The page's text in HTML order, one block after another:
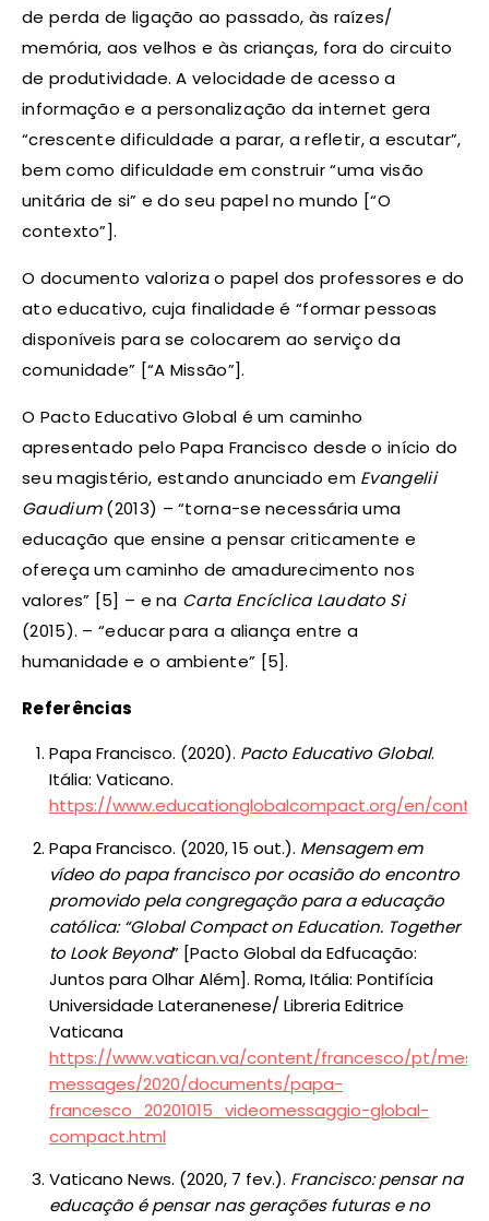
de perda de ligação ao passado, às raízes/
memória, aos velhos e às crianças, fora do circuito
de produtividade. A velocidade de acesso a
informação e a personalização da internet gera
“crescente dificuldade a parar, a refletir, a escutar”,
bem como dificuldade em construir “uma visão
unitária de si” e do seu papel no mundo [“O
contexto”].
O documento valoriza o papel dos professores e do
ato educativo, cuja finalidade é “formar pessoas
disponíveis para se colocarem ao serviço da
comunidade” [“A Missão”].
O Pacto Educativo Global é um caminho
apresentado pelo Papa Francisco desde o início do
seu magistério, estando anunciado em Evangelii
Gaudium(2013) – “torna-se necessária uma
educação que ensine a pensar criticamente e
ofereça um caminho de amadurecimento nos
valores” [5] – e na Carta Encíclica Laudato Si
(2015). – “educar para a aliança entre a
humanidade e o ambiente” [5].
Referências
Papa Francisco. (2020). Pacto Educativo Global.
Itália: Vaticano.
https://www.educationglobalcompact.org/en/
Papa Francisco. (2020, 15 out.). Mensagem em
vídeo do papa francisco por ocasião do encontro
promovido pela congregação para a educação
católica: “Global Compact on Education. Together
to Look Beyond” [Pacto Global da Edfucação:
Juntos para Olhar Além]. Roma, Itália: Pontifícia
Universidade Lateranenese/ Libreria Editrice
Vaticana
https://www.vatican.va/content/francesco/pt/
messages/2020/documents/papa-
francesco_20201015_videomessaggio-global-
compact.html
Vaticano News. (2020, 7 fev.). Francisco: pensar na
educação é pensar nas gerações futuras e no